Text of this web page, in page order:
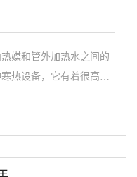
媒和管外加热水之间的
热设备，它有着很高的